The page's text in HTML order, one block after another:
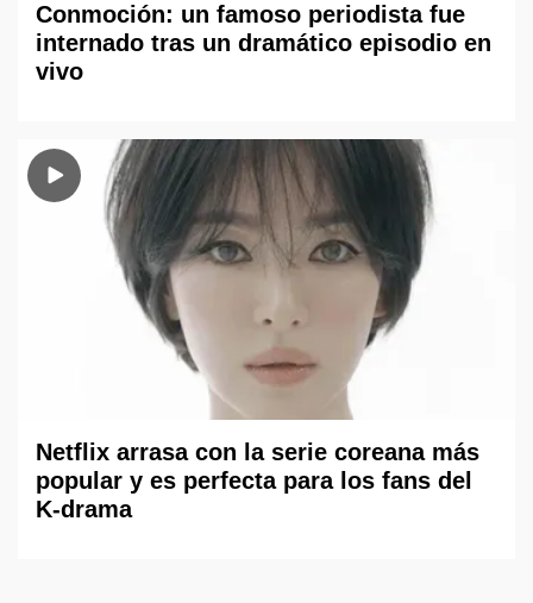
Conmoción: un famoso periodista fue
internado tras un dramático episodio en
vivo
Netflix arrasa con la serie coreana más
popular y es perfecta para los fans del
K-drama